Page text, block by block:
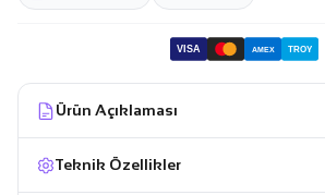
VISA AMEX TROY
Ürün Açıklaması
Teknik Özellikler